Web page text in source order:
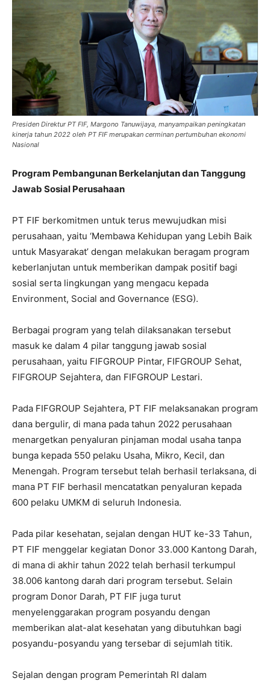
Presiden Direktur PT FIF, Margono Tanuwijaya, manyampaikan peningkatan
kinerja tahun 2022 oleh PT FIF merupakan cerminan pertumbuhan ekonomi
Nasional
Program Pembangunan Berkelanjutan dan Tanggung
Jawab Sosial Perusahaan
PT FIF berkomitmen untuk terus mewujudkan misi
perusahaan, yaitu ‘Membawa Kehidupan yang Lebih Baik
untuk Masyarakat’ dengan melakukan beragam program
keberlanjutan untuk memberikan dampak positif bagi
sosial serta lingkungan yang mengacu kepada
Environment, Social and Governance (ESG).
Berbagai program yang telah dilaksanakan tersebut
masuk ke dalam 4 pilar tanggung jawab sosial
perusahaan, yaitu FIFGROUP Pintar, FIFGROUP Sehat,
FIFGROUP Sejahtera, dan FIFGROUP Lestari.
Pada FIFGROUP Sejahtera, PT FIF melaksanakan program
dana bergulir, di mana pada tahun 2022 perusahaan
menargetkan penyaluran pinjaman modal usaha tanpa
bunga kepada 550 pelaku Usaha, Mikro, Kecil, dan
Menengah. Program tersebut telah berhasil terlaksana, di
mana PT FIF berhasil mencatatkan penyaluran kepada
600 pelaku UMKM di seluruh Indonesia.
Pada pilar kesehatan, sejalan dengan HUT ke-33 Tahun,
PT FIF menggelar kegiatan Donor 33.000 Kantong Darah,
di mana di akhir tahun 2022 telah berhasil terkumpul
38.006 kantong darah dari program tersebut. Selain
program Donor Darah, PT FIF juga turut
menyelenggarakan program posyandu dengan
memberikan alat-alat kesehatan yang dibutuhkan bagi
posyandu-posyandu yang tersebar di sejumlah titik.
Sejalan dengan program Pemerintah RI dalam